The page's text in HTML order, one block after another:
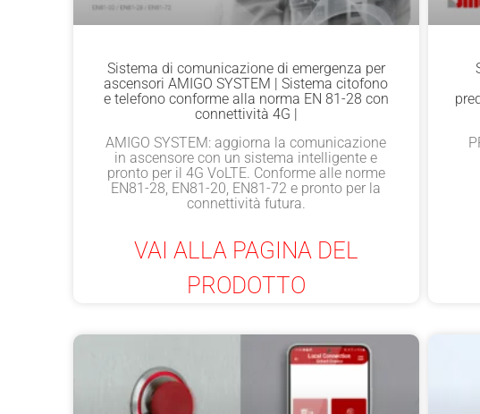
Sistema di comunicazione di emergenza per
ascensori AMIGO SYSTEM | Sistema citofono
e telefono conforme alla norma EN 81-28 con
connettività 4G |
AMIGO SYSTEM: aggiorna la comunicazione
in ascensore con un sistema intelligente e
pronto per il 4G VoLTE. Conforme alle norme
EN81-28, EN81-20, EN81-72 e pronto per la
connettività futura.
VAI ALLA PAGINA DEL
PRODOTTO